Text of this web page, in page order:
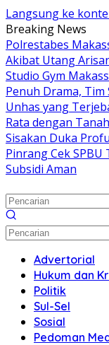
Langsung ke
Breaking News
Polrestabes
Akibat Utang
Studio Gym
Penuh Drama, Tim
Unhas yang
Rata dengan
Sisakan Duka
Pinrang Cek
Subsidi Aman
Advertorial
Hukum dan
Politik
Sul-Sel
Sosial
Pedoman